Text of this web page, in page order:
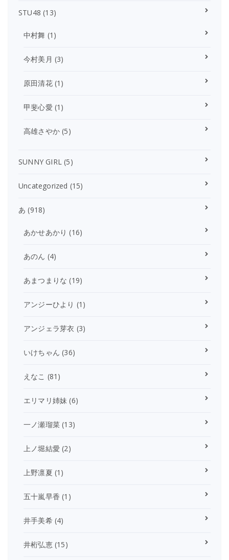
STU48 (13)
中村舞 (1)
今村美月 (3)
原田清花(1)
甲斐心愛 (1)
高雄さやか (5)
SUNNY GIRL (5)
Uncategorized (15)
あ (918)
あかせあかり (16)
あのん (4)
あまつまりな (19)
アンジーひより (1)
アンジェラ芽衣 (3)
いけちゃん (36)
えなこ (81)
エリマリ姉妹 (6)
一ノ瀬瑠菜 (13)
上ノ堀結愛 (2)
上野凛夏 (1)
五十嵐早香 (1)
井手美希(4)
井桁弘恵(15)